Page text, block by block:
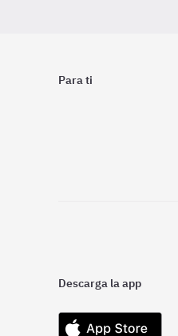
Para ti
Descarga la app